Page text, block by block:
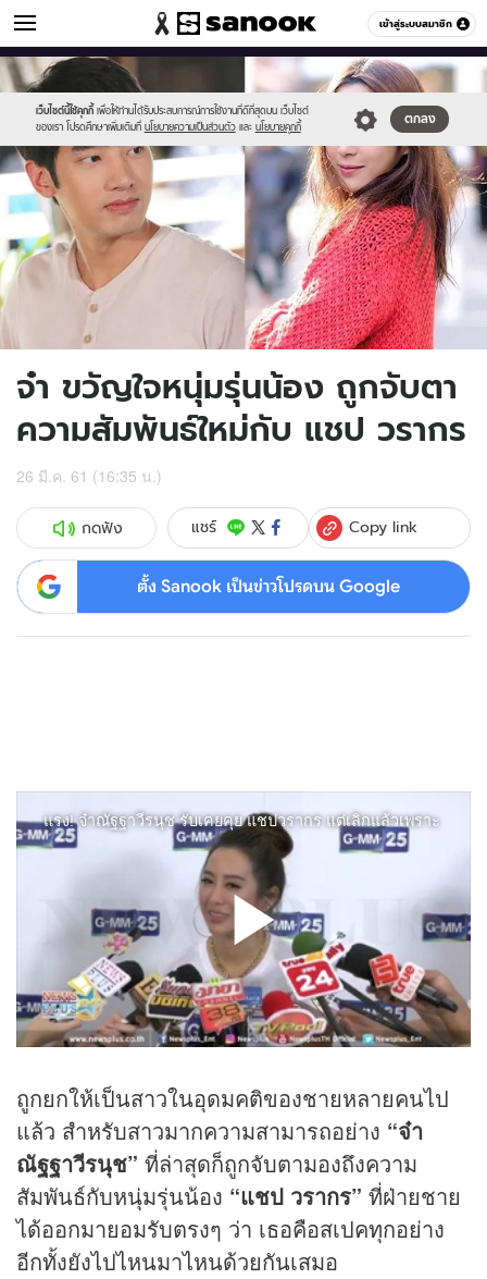
เข้าสู่ระบบสมาชิก
ข่าวบันเทิง หมวดอื่นๆ
เว็บไซต์นี้ใช้คุกกี้ เพื่อให้ท่านได้รับประสบการณ์การใช้งานที่ดีที่สุดบน เว็บไซต์
ของเรา โปรดศึกษาเพิ่มเติมที่ นโยบายความเป็นส่วนตัว และ นโยบายคุกกี้
ตกลง
Sanook
//s.isanook.com/sr/0/images/logo-
new-
sanook.png
600
60
//s.isanook.com/ns/0/ud/1164/5824907/j.jpg
จ๋า ขวัญใจหนุ่มรุ่นน้อง ถูกจับตา
ความสัมพันธ์ใหม่กับ แชป วรากร
26 มี.ค. 61 (16:35 น.)
กดฟัง แชร์ Copy link
ตั้ง Sanook เป็นข่าวโปรดบน Google
ถูกยกให้เป็นสาวในอุดมคติของชายหลายคนไป
แล้ว สำหรับสาวมากความสามารถอย่าง “จ๋า
ณัฐฐาวีรนุช” ที่ล่าสุดก็ถูกจับตามองถึงความ
สัมพันธ์กับหนุ่มรุ่นน้อง “แชป วรากร” ที่ฝ่ายชาย
ได้ออกมายอมรับตรงๆ ว่า เธอคือสเปคทุกอย่าง
อีกทั้งยังไปไหนมาไหนด้วยกันเสมอ